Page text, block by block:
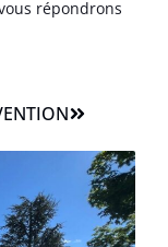
répondrons